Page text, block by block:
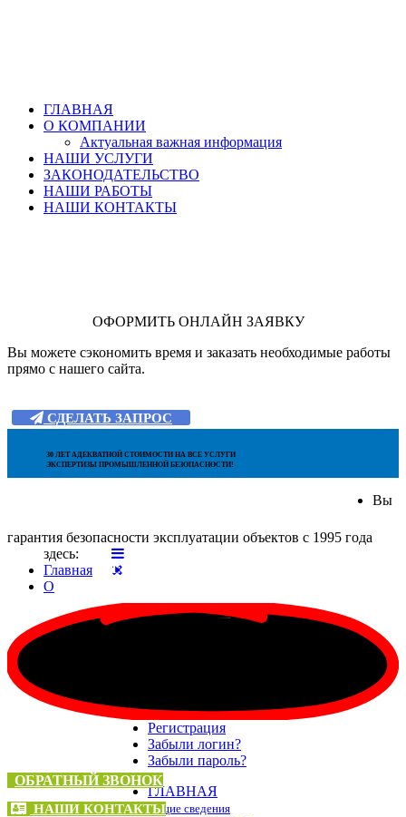
ГЛАВНАЯ
О КОМПАНИИ
Актуальная важная информация
НАШИ УСЛУГИ
ЗАКОНОДАТЕЛЬСТВО
НАШИ РАБОТЫ
НАШИ КОНТАКТЫ
ОФОРМИТЬ ОНЛАЙН ЗАЯВКУ
Вы можете сэкономить время и заказать необходимые работы
прямо с нашего сайта.
СДЕЛАТЬ ЗАПРОС
30 ЛЕТ АДЕКВАТНОЙ СТОИМОСТИ НА ВСЕ УСЛУГИ
ЭКСПЕРТИЗЫ ПРОМЫШЛЕННОЙ БЕЗОПАСНОСТИ!
НАШ ТЕЛЕФОН:
+7 (495) 136-66-04
ОБРАТНЫЙ ЗВОНОК
НАШИ КОНТАКТЫ
гарантия безопасности эксплуатации объектов с 1995 года
Регистрация
Забыли логин?
Забыли пароль?
ГЛАВНАЯ
общие сведения
Вы
здесь:
Главная
О